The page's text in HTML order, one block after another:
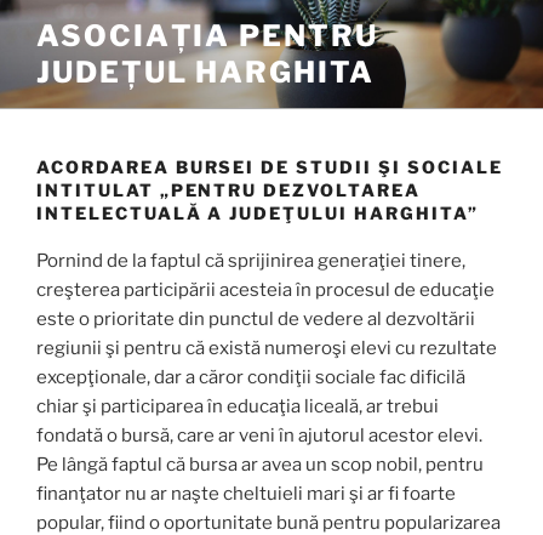
Tartalomhoz
ASOCIAȚIA PENTRU
JUDEȚUL HARGHITA
ACORDAREA BURSEI DE STUDII ŞI SOCIALE
INTITULAT „PENTRU DEZVOLTAREA
INTELECTUALĂ A JUDEŢULUI HARGHITA”
Pornind de la faptul că sprijinirea generaţiei tinere,
creşterea participării acesteia în procesul de educaţie
este o prioritate din punctul de vedere al dezvoltării
regiunii şi pentru că există numeroşi elevi cu rezultate
excepţionale, dar a căror condiţii sociale fac dificilă
chiar şi participarea în educaţia liceală, ar trebui
fondată o bursă, care ar veni în ajutorul acestor elevi.
Pe lângă faptul că bursa ar avea un scop nobil, pentru
finanţator nu ar naşte cheltuieli mari şi ar fi foarte
popular, fiind o oportunitate bună pentru popularizarea